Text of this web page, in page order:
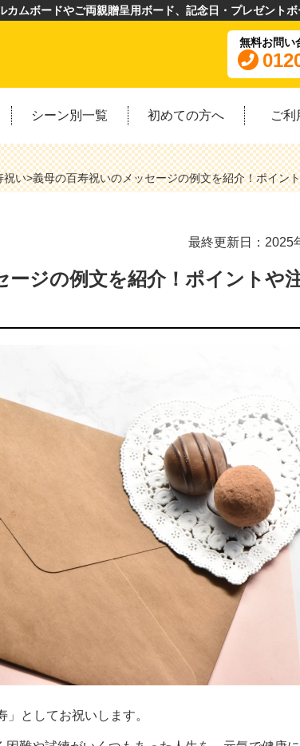
ムボードやご両親贈呈用ボード、記念日・プレゼント
無料お問い
シーン別一覧 初めての方へ ご利
祝い>義母の百寿祝いのメッセージの例文を紹介！ポイン
最終更新日：2025
ージの例文を紹介！ポイントや
としてお祝いします。